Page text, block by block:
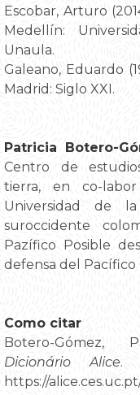
Escobar, Arturo
Medellín:
Unaula.
Galeano, Eduardo
Madrid: Siglo XXI.
Patricia Botero-
Centro de
tierra, en co-
Universidad de
suroccidente
Pazífico Posible
defensa del Pacífico
Como citar
Botero-Gómez,
Dicionário Alice.
https://